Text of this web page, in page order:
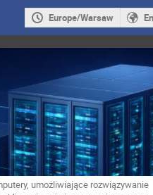
Europe/Warsaw
umożliwiające rozwiązywanie